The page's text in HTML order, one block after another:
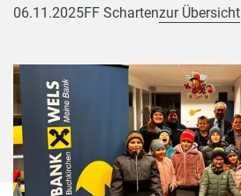
06.11.2025FF Schartenzur Übersicht